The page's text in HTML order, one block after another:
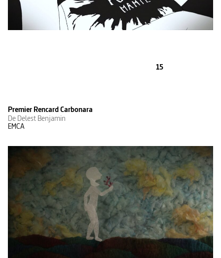
15
Premier Rencard Carbonara
De Delest Benjamin
EMCA